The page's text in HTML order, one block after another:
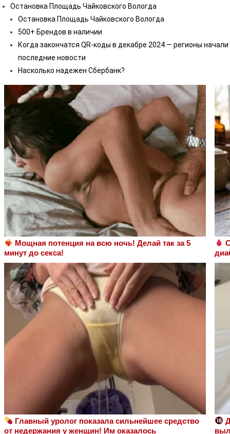
Остановка Площадь Чайковского Вологда
Остановка Площадь Чайковского Вологда
500+ Брендов в наличии
Когда закончатся QR-коды в декабре 2024 — регионы
последние новости
Насколько надежен Сбербанк?
Мощная потенция на всю ночь! Делай так за 5
минут до секса!
Главный уролог показала сильнейшее средство
от недержания у женщин! Им оказалось